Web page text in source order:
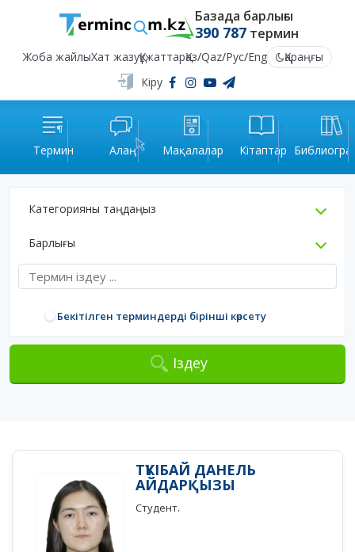
Базада барлығы
390 787термин
Жоба жайлыХат жазуҚұжаттарҚаз/Qaz/Рус/Eng
Қараңғы
Кіру
Термин Алаң Мақалалар Кітаптар
Категорияны таңдаңыз
Барлығы
Бекітілген терминдерді бірінші көрсету
Іздеу
ТҮКІБАЙ ДАНЕЛЬ
АЙДАРҚЫЗЫ
Студент.